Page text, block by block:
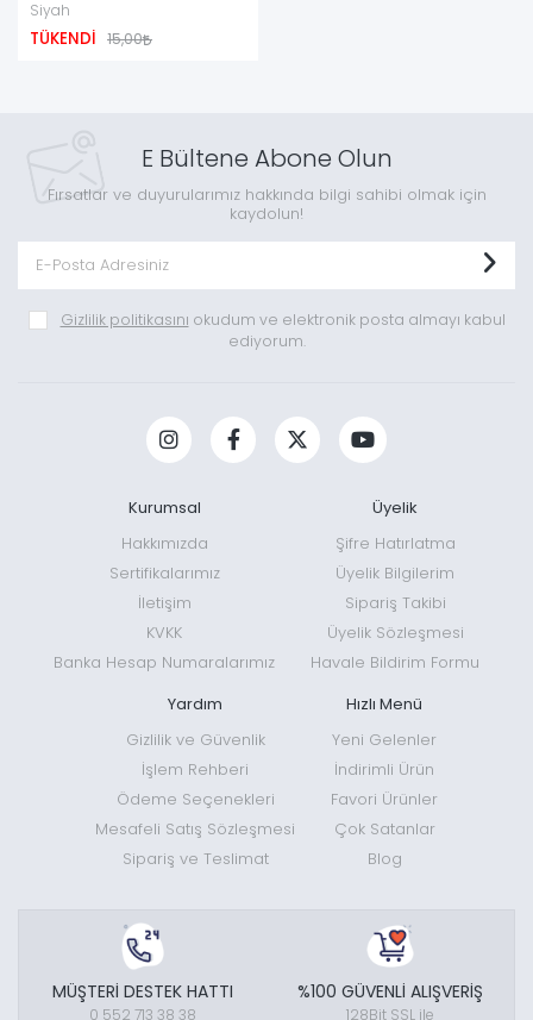
Siyah
TÜKENDİ 15,00
E Bültene Abone Olun
Fırsatlar ve duyurularımız hakkında bilgi sahibi olmak için
kaydolun!
Gizlilik politikasını okudum ve elektronik posta almayı kabul
ediyorum.
Kurumsal
Hakkımızda
Sertifikalarımız
İletişim
KVKK
Banka Hesap Numaralarımız
Üyelik
Şifre Hatırlatma
Üyelik Bilgilerim
Sipariş Takibi
Üyelik Sözleşmesi
Havale Bildirim Formu
Yardım
Gizlilik ve Güvenlik
İşlem Rehberi
Ödeme Seçenekleri
Mesafeli Satış Sözleşmesi
Sipariş ve Teslimat
Hızlı Menü
Yeni Gelenler
İndirimli Ürün
Favori Ürünler
Çok Satanlar
Blog
MÜŞTERİ DESTEK HATTI
0 552 713 38 38
%100 GÜVENLİ ALIŞVERİŞ
128Bit SSL ile